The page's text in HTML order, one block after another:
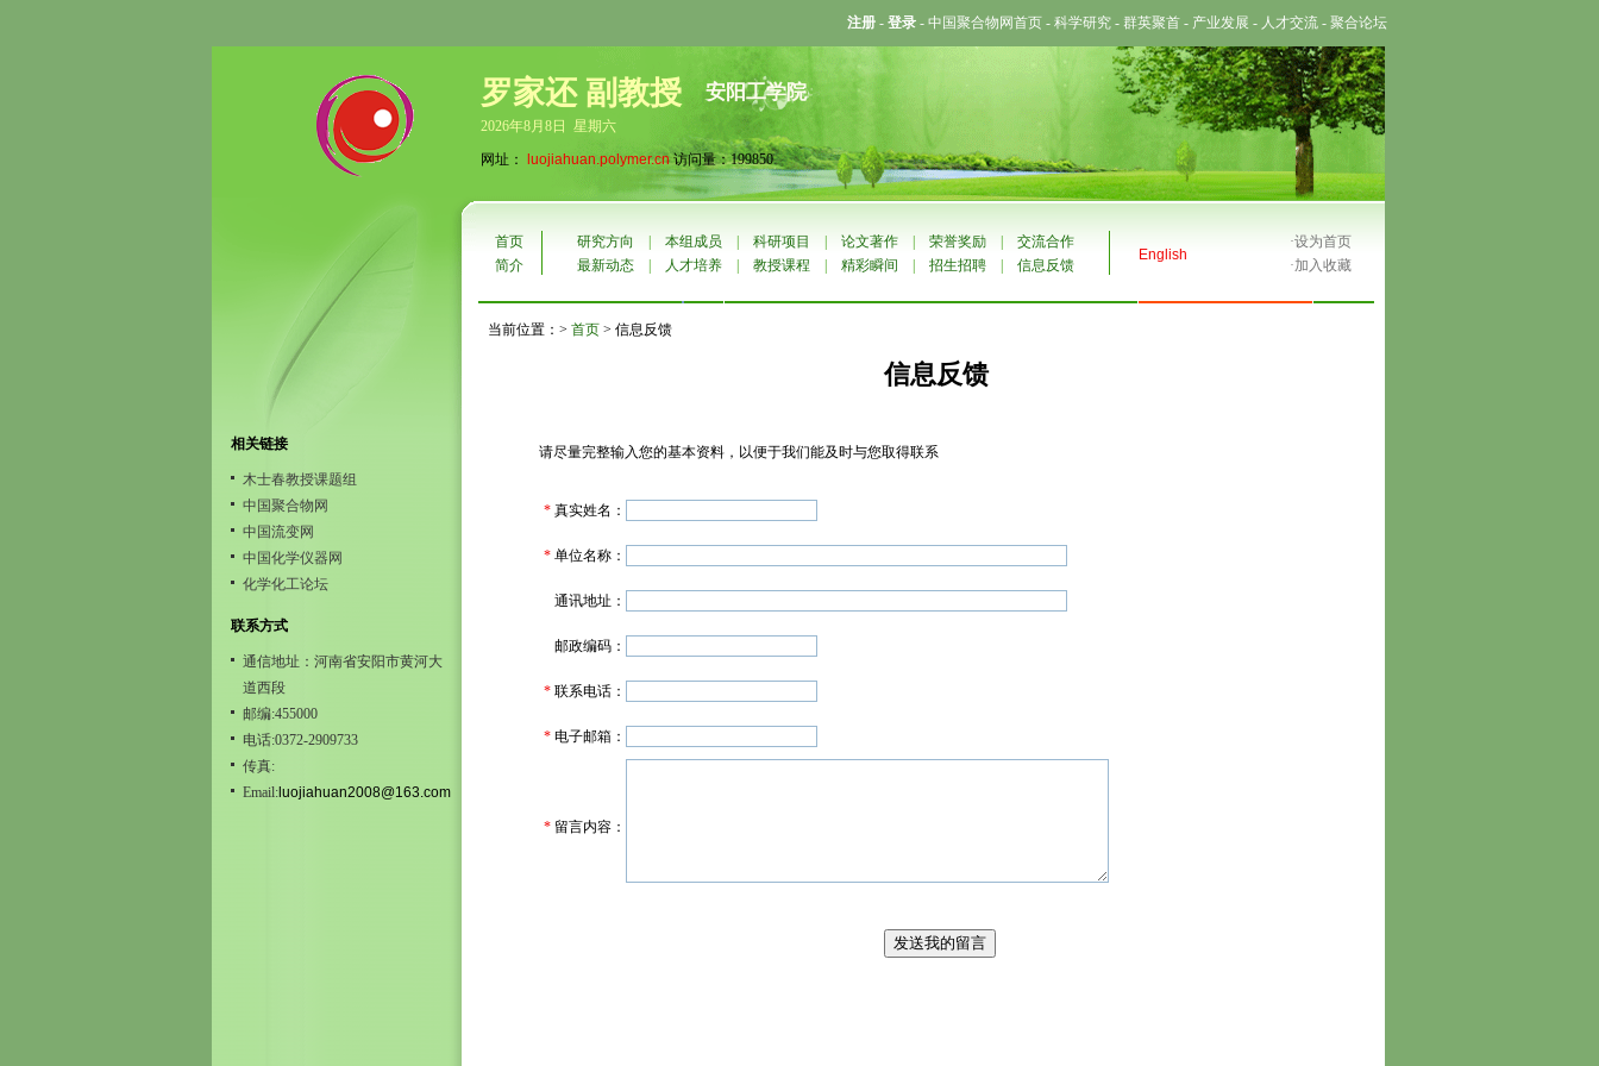
注册 - 登录 - 中国聚合物网首页 - 科学研究 - 群英聚首 - 产业发展 - 人才交流 - 聚合论坛
罗家还 副教授 安阳工学院
2026年8月8日 星期六
网址：
luojiahuan.polymer.cn访问量：199850
相关链接
木士春教授课题组
中国聚合物网
中国流变网
中国化学仪器网
化学化工论坛
联系方式
通信地址：河南省安阳市黄河大
道西段
邮编:455000
电话:0372-2909733
传真:
Email:luojiahuan2008@163.com
首页 研究方向 本组成员 科研项目 论文著作 荣誉奖励 交流合作
English
·设为首页
简介
最新动态 人才培养 教授课程 精彩瞬间 招生招聘 信息反馈 ·加入收藏
当前位置：> 首页 > 信息反馈
信息反馈
请尽量完整输入您的基本资料，以便于我们能及时与您取得联系
* 真实姓名：
* 单位名称：
通讯地址：
邮政编码：
* 联系电话：
* 电子邮箱：
* 留言内容：